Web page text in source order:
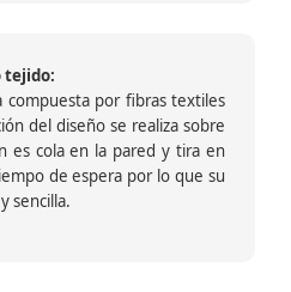
tejido:
compuesta por fibras textiles
del diseño se realiza sobre
es cola en la pared y tira en
de espera por lo que su
sencilla.